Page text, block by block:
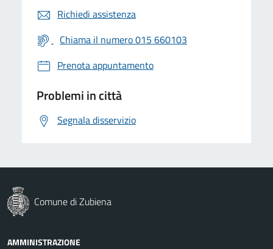
Richiedi assistenza
Chiama il numero 015 660103
Prenota appuntamento
Problemi in città
Segnala disservizio
Comune di Zubiena
AMMINISTRAZIONE